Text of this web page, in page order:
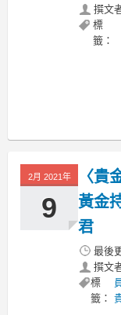
撰文
標
籤：
2月 2021年
9
〈貴
黃金
君
最後
撰文
標
籤：